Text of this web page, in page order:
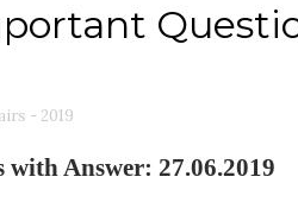
- 2019
Answer: 27.06.2019